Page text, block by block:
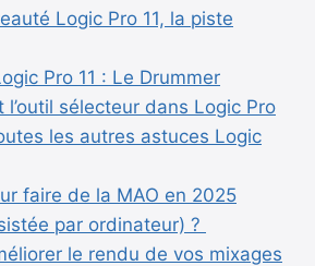
Logic Pro 11, la piste
Pro 11 : Le Drummer
l’outil sélecteur dans Logic Pro
les autres astuces Logic
faire de la MAO en 2025
par ordinateur) ?
le rendu de vos mixages